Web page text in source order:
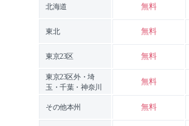
北海道 無料
東北 無料
東京23区 無料
東京23区外・埼
玉・千葉・神奈川
無料
その他本州 無料